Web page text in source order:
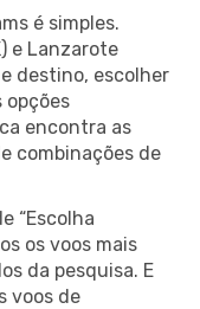
é simples.
e Lanzarote
destino, escolher
opções
encontra as
combinações de
“Escolha
os voos mais
da pesquisa. E
voos de